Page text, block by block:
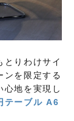
とりわけサイ
ンを限定する
心地を実現し
テーブル A6